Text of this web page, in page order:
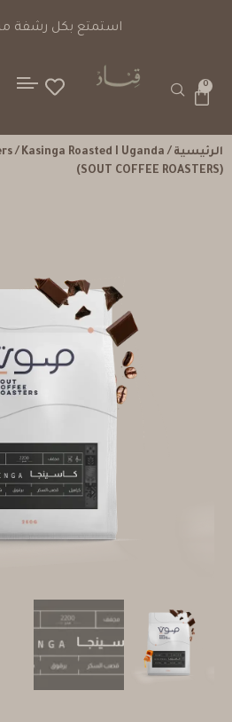
0
الرئيسية /
/ Kasinga Roasted I Uganda
(SOUT COFFEE ROASTERS)